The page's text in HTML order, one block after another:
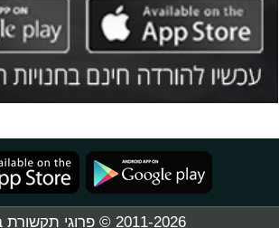
2011-2026 © פרוגי תקשורת בע"מ